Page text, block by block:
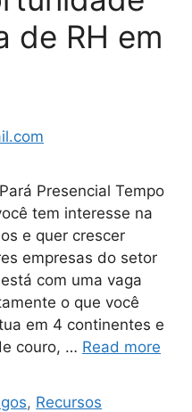
de RH em
Presencial Tempo
tem interesse na
e quer crescer
empresas do setor
com uma vaga
o que você
em 4 continentes e
couro, … Read more
, Recursos